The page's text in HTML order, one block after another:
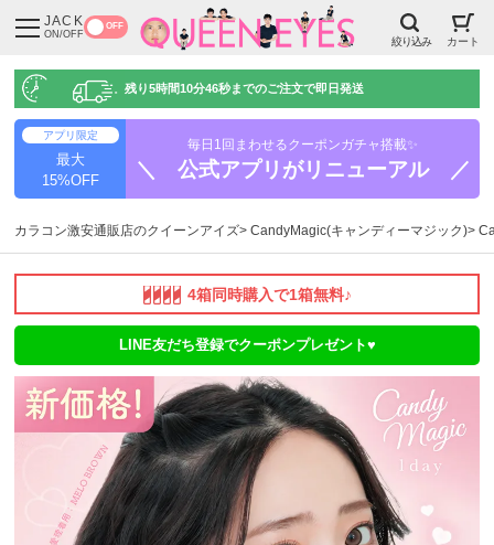
JACK
ON/OFF
OFF
絞り込み カート
残り5時間10分45秒までのご注文で即日発送
アプリ限定
最大
15%OFF
毎日1回まわせるクーポンガチャ搭載✨
＼ 公式アプリがリニューアル ／
カラコン激安通販店のクイーンアイズ CandyMagic(キャンディーマジック)
4箱同時購入で1箱無料♪
LINE友だち登録でクーポンプレゼント♥